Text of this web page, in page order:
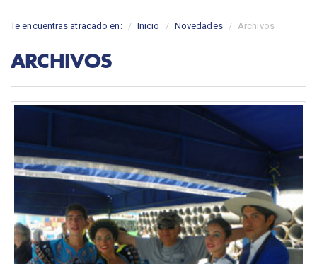
Te encuentras atracado en: Inicio Novedades Archivos
ARCHIVOS